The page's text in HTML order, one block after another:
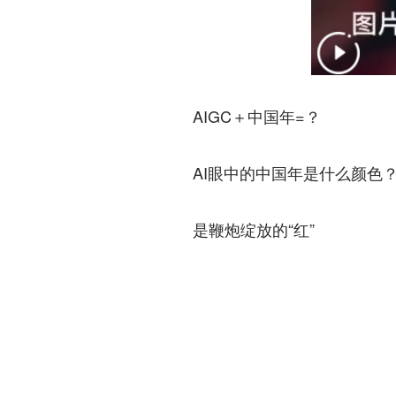
AIGC＋中国年=？
AI眼中的中国年是什么颜色
是鞭炮绽放的“红”